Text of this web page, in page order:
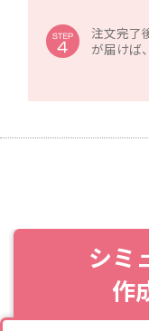
注文完了
が届けば
シミ
作